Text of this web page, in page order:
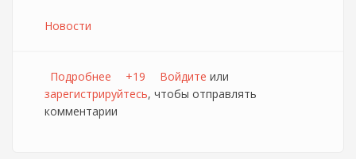
Новости
Подробнее о JUSTLAN Начал предоставление услуг в
городе Лебедянь
+19 Войдите или
зарегистрируйтесь, чтобы отправлять
комментарии